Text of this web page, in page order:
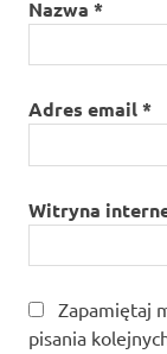
Nazwa *
Adres email*
Witryna
Zapamiętaj
pisania